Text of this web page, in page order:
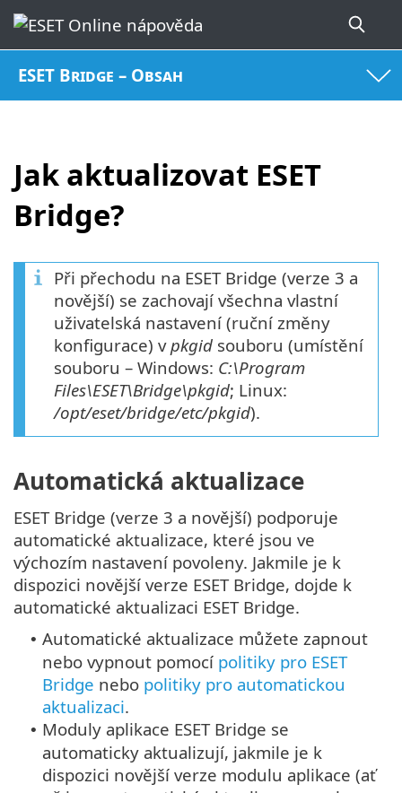
ESET Bridge – Obsah
Jak aktualizovat ESET
Bridge?
Při přechodu na ESET Bridge (verze 3 a
novější) se zachovají všechna vlastní
uživatelská nastavení (ruční změny
konfigurace) vpkgid souboru (umístění
souboru – Windows: C:\Program
Files\ESET\Bridge\pkgid; Linux:
/opt/eset/bridge/etc/pkgid).
Automatická aktualizace
ESET Bridge (verze 3 a novější) podporuje
automatické aktualizace, které jsou ve
výchozím nastavení povoleny. Jakmile je k
dispozici novější verze ESET Bridge, dojde k
automatické aktualizaci ESET Bridge.
• Automatické aktualizace můžete zapnout
nebo vypnout pomocí politiky pro ESET
Bridge nebo politiky pro automatickou
aktualizaci.
• Moduly aplikace ESET Bridge se
automaticky aktualizují, jakmile je k
dispozici novější verze modulu aplikace (ať